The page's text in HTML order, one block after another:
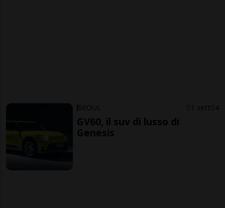
SEOUL 1 sett 4
GV60, il suv di lusso di
Genesis